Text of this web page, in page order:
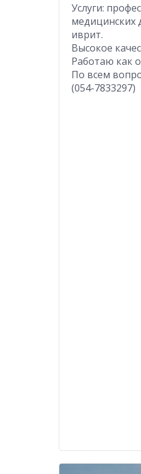
Услуги:
медицинских
иврит.
Высокое
Работаю как
По всем
(054-7833297)